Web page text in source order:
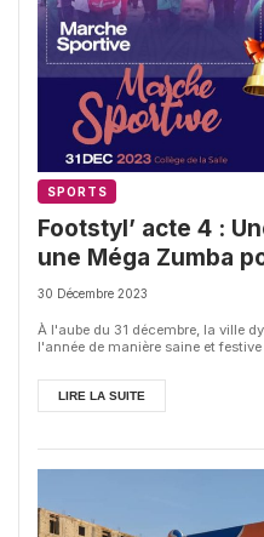
SPORTS
Footstyl’ acte 4 :
30 Décembre 2023
À l'aube du 31 décembre, la ville
l'année de manière saine et
LIRE LA SUITE